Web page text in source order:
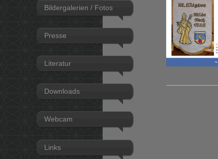
Bildergalerien / Fotos
Presse
Literatur
Downloads
Webcam
Links